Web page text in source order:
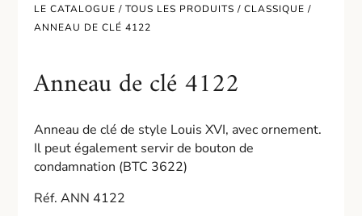
LE CATALOGUE /TOUS LES PRODUITS /CLASSIQUE /
ANNEAU DE CLÉ 4122
Anneau de clé 4122
Anneau de clé de style Louis XVI, avec ornement.
Il peut également servir de bouton de
condamnation (BTC 3622)
Réf. ANN 4122